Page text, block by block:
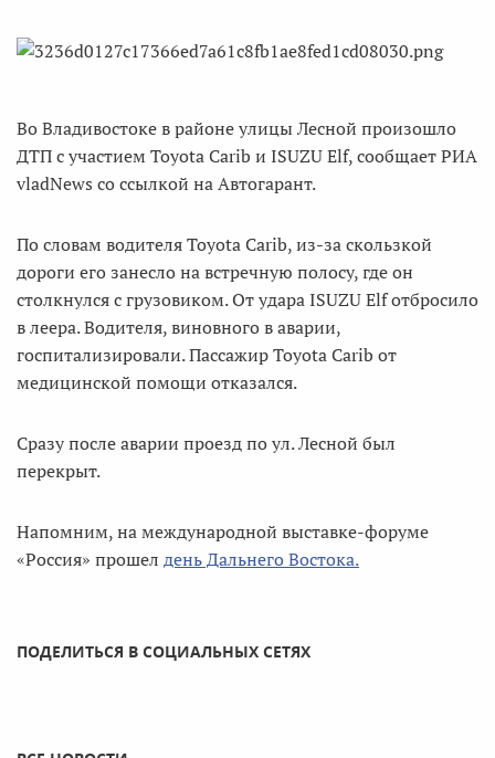
Во Владивостоке в районе улицы Лесной произошло
ДТП с участием Toyota Carib и ISUZU Elf, сообщает РИА
vladNews со ссылкой на Автогарант.
По словам водителя Toyota Carib, из-за скользкой
дороги его занесло на встречную полосу, где он
столкнулся с грузовиком. От удара ISUZU Elf отбросило
в леера. Водителя, виновного в аварии,
госпитализировали. Пассажир Toyota Carib от
медицинской помощи отказался.
Сразу после аварии проезд по ул. Лесной был
перекрыт.
Напомним, на международной выставке-форуме
«Россия» прошел день Дальнего Востока.
ПОДЕЛИТЬСЯ В СОЦИАЛЬНЫХ СЕТЯХ